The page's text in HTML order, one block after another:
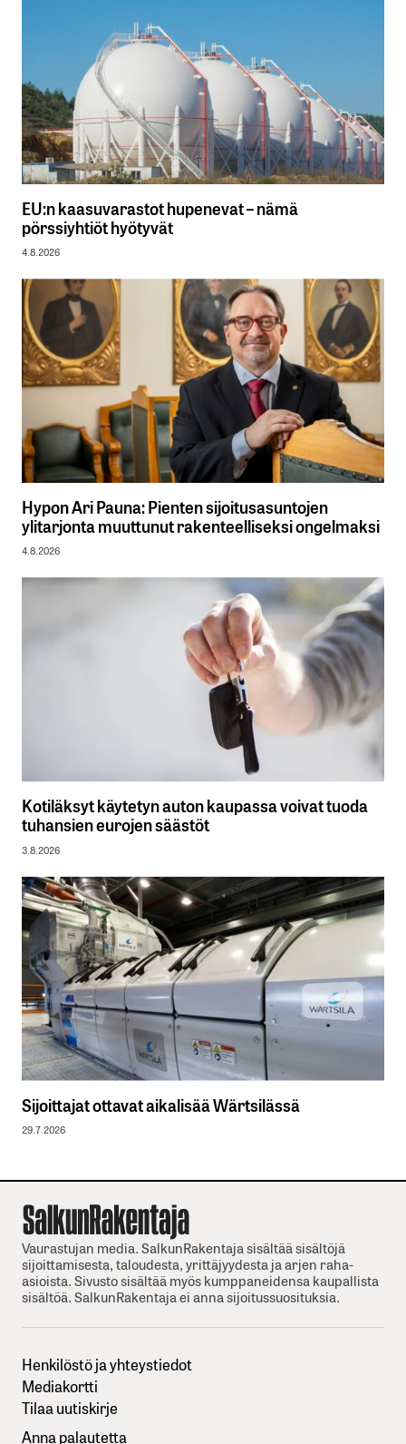
EU:n kaasuvarastot hupenevat – nämä
pörssiyhtiöt hyötyvät
4.8.2026
Hypon Ari Pauna: Pienten sijoitusasuntojen
ylitarjonta muuttunut rakenteelliseksi ongelmaksi
4.8.2026
Kotiläksyt käytetyn auton kaupassa voivat tuoda
tuhansien eurojen säästöt
3.8.2026
Sijoittajat ottavat aikalisää Wärtsilässä
29.7.2026
Vaurastujan media. SalkunRakentaja sisältää sisältöjä
sijoittamisesta, taloudesta, yrittäjyydesta ja arjen raha-
asioista. Sivusto sisältää myös kumppaneidensa kaupallista
sisältöä. SalkunRakentaja ei anna sijoitussuosituksia.
Henkilöstö ja yhteystiedot
Mediakortti
Tilaa uutiskirje
Anna palautetta